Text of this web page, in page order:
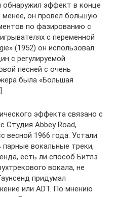
эффект в конце
менее, он провел большую
по фазированию с
с переменной
(1952) он использовал
с регулируемой
песней с очень
была «Большая
эффекта связано с
Студия Abbey Road,
весной 1966 года. Устали
вокальные треки,
есть ли способ Битлз
вокала, не
придумал
или ADT. По мнению